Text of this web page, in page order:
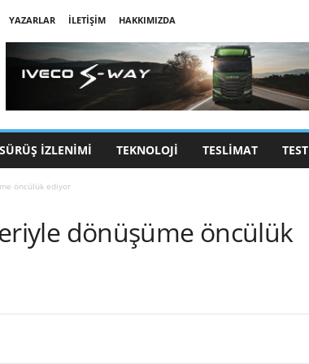
YAZARLAR İLETIŞIM
HAKKIMIZDA
SÜRÜŞ İZLENIMI TEKNOLOJI TESLIMAT TEST
öncülük ediyor
dönüşüme öncülük